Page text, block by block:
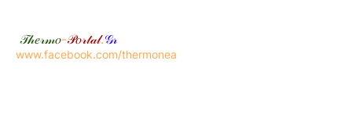
𝒯𝒽𝑒𝓇𝓂𝑜-𝒫𝑜𝓇𝓉𝒶𝓁.𝒢𝓇
www.facebook.com/thermonea